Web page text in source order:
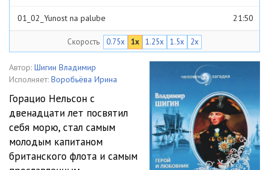
01_02_Yunost na palube 21:50
01_03_Yunost na palube
02_01_Ot leytenanta do kapitana
02_03_Ot leytenanta do kapitana 24:10
03_01_V vodah Vest-Indii 29:53
03_02_V vodah Vest-Indii 28:57
Скорость 0.75x 1x 1.25x 1.5x 2x
Автор: Шигин Владимир
Исполняет: Воробьёва Ирина
Горацио Нельсон с
двенадцати лет посвятил
себя морю, стал самым
молодым капитаном
британского флота и самым